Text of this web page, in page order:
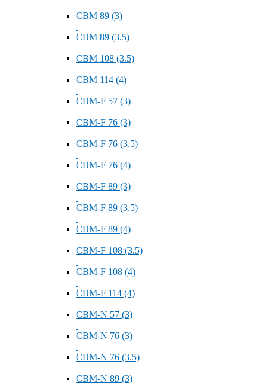
СВМ 89 (3)
СВМ 89 (3.5)
СВМ 108 (3.5)
СВМ 114 (4)
СВМ-F 57 (3)
СВМ-F 76 (3)
СВМ-F 76 (3.5)
СВМ-F 76 (4)
СВМ-F 89 (3)
СВМ-F 89 (3.5)
СВМ-F 89 (4)
СВМ-F 108 (3.5)
СВМ-F 108 (4)
СВМ-F 114 (4)
СВМ-N 57 (3)
СВМ-N 76 (3)
СВМ-N 76 (3.5)
СВМ-N 89 (3)